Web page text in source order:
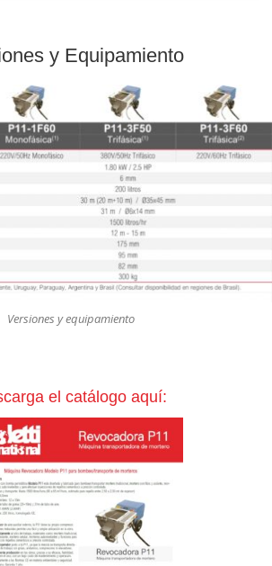
y Equipamiento
Versiones y equipamiento
el catálogo aquí: